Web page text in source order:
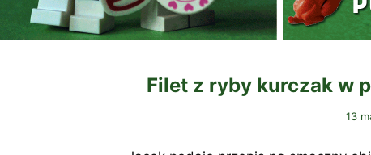
Filet z ryby kurczak w
13